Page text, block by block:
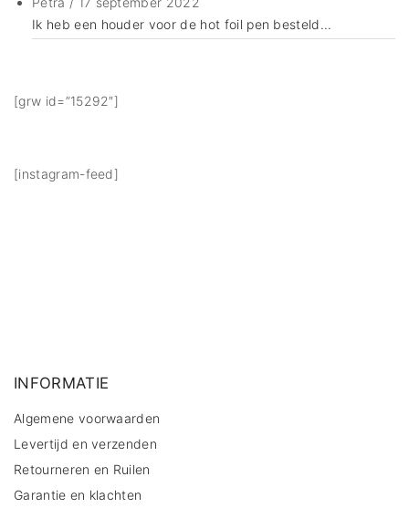
Ik heb een houder voor de hot foil pen besteld...
[grw id=”15292″]
[instagram-feed]
INFORMATIE
Algemene voorwaarden
Levertijd en verzenden
Retourneren en Ruilen
Garantie en klachten